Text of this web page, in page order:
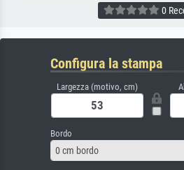
0
Configura la stampa
Largezza (motivo, cm)
Bordo
0 cm bordo